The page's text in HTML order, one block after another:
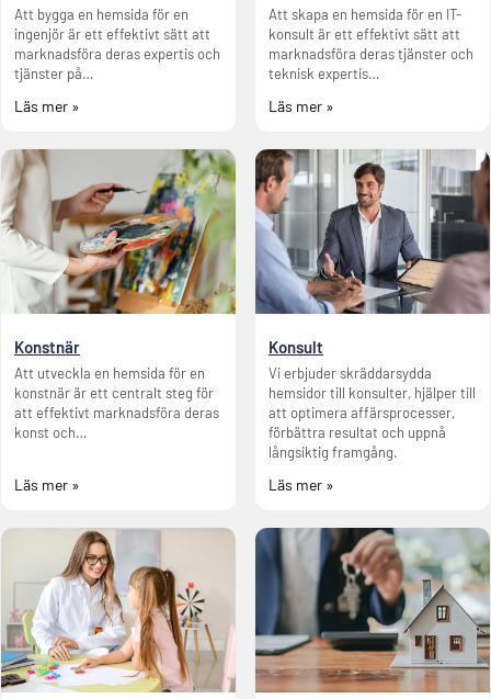
Att bygga en hemsida för en
ingenjör är ett effektivt sätt att
marknadsföra deras expertis och
tjänster på…
Läs mer »
Att skapa en hemsida för en IT-
konsult är ett effektivt sätt att
marknadsföra deras tjänster och
teknisk expertis…
Läs mer »
Konstnär
Att utveckla en hemsida för en
konstnär är ett centralt steg för
att effektivt marknadsföra deras
konst och…
Läs mer »
Konsult
Vi erbjuder skräddarsydda
hemsidor till konsulter, hjälper till
att optimera affärsprocesser,
förbättra resultat och uppnå
långsiktig framgång.
Läs mer »